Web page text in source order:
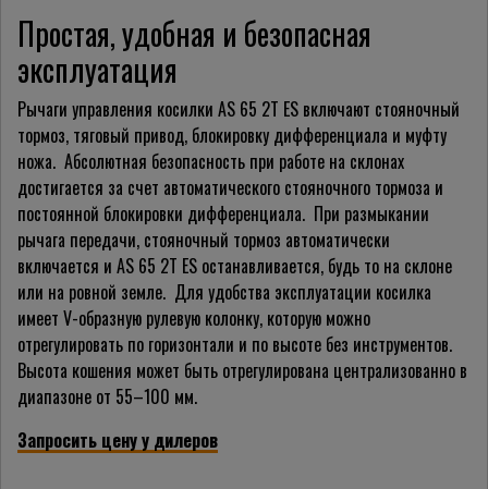
Простая, удобная и безопасная
эксплуатация
Рычаги управления косилки AS 65 2T ES включают стояночный
тормоз, тяговый привод, блокировку дифференциала и муфту
ножа. Абсолютная безопасность при работе на склонах
достигается за счет автоматического стояночного тормоза и
постоянной блокировки дифференциала. При размыкании
рычага передачи, стояночный тормоз автоматически
включается и AS 65 2T ES останавливается, будь то на склоне
или на ровной земле. Для удобства эксплуатации косилка
имеет V-образную рулевую колонку, которую можно
отрегулировать по горизонтали и по высоте без инструментов.
Высота кошения может быть отрегулирована централизованно в
диапазоне от 55–100 мм.
Запросить цену у дилеров